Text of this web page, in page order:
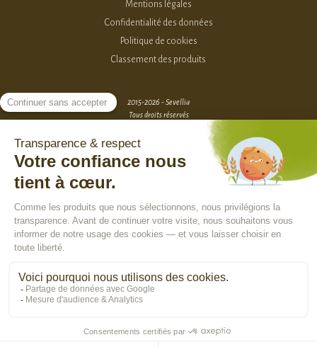
Mentions légales
Confidentialité des données
Politique de cookies
Classement des produits
2015-2026 - Sevellia
Tous droits réservés
ACCÈS VENDEURS
CONTACTEZ-NOUS
SE CONNECTER
Rejoindre la communauté :
vous assurer une utilisation optimale de notre site Internet, réaliser des
statistiques de visite, vous proposer des services, des offres et des